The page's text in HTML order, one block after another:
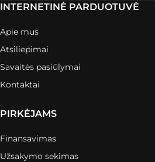
INTERNETINĖ PARDUOTUVĖ
Apie mus
Atsiliepimai
Savaitės pasiūlymai
Kontaktai
PIRKĖJAMS
Finansavimas
Užsakymo sekimas